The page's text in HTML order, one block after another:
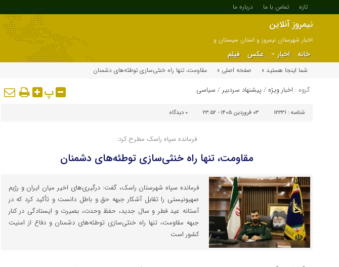
تازه تماس با ما درباره ما
نیمروز آنلاین
اخبار شهرستان نیمروز و استان سیستان و
بلوچستان
خانه اخبار عکس فیلم
شما اینجا هستید »
صفحه اصلی » مقاومت، تنها راه خنثی‌سازی توطئه‌های دشمنان
گروه : اخبار ویژه/پیشنهاد سردبیر / سیاسی پ
شناسه : 12331 ۰۳ فروردین ۱۴۰۵ - ۲۳:۵۲ ۰ دیدگاه
فرمانده سپاه راسک مطرح کرد:
مقاومت، تنها راه خنثی‌سازی توطئه‌های دشمنان
فرمانده سپاه شهرستان راسک، گفت: درگیری‌های اخیر میان ایران و رژیم
صهیونیستی را تقابل آشکار جبهه حق و باطل دانست و تأکید کرد که در
آستانه عید فطر و سال جدید، حفظ وحدت، بصیرت و ایستادگی در کنار
جبهه مقاومت، تنها راه خنثی‌سازی توطئه‌های دشمنان و دفاع از امنیت
کشور است